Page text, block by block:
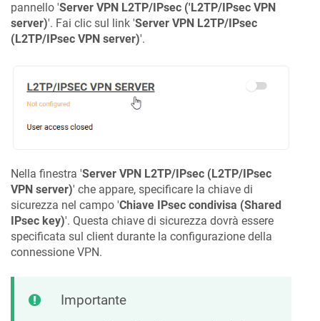
pannello 'Server VPN L2TP/IPsec ('L2TP/IPsec VPN
server)'. Fai clic sul link 'Server VPN L2TP/IPsec
(L2TP/IPsec VPN server)'.
Nella finestra 'Server VPN L2TP/IPsec (L2TP/IPsec
VPN server)' che appare, specificare la chiave di
sicurezza nel campo 'Chiave IPsec condivisa (Shared
IPsec key)'. Questa chiave di sicurezza dovrà essere
specificata sul client durante la configurazione della
connessione VPN.
Importante